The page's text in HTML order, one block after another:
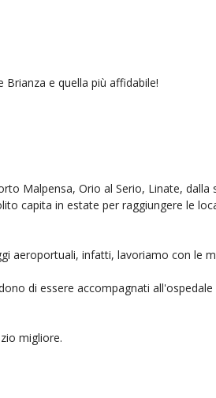
e quella più affidabile!
Malpensa, Orio al Serio, Linate,
capita in estate per raggiungere le
aeroportuali, infatti, lavoriamo con le
di essere accompagnati
migliore.